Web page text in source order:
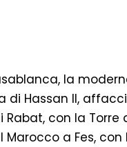
la
di Hassan II,
con la Torre
a Fes,